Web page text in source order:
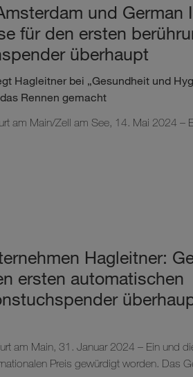
und German
für den ersten
überhaupt
Hagleitner bei „Gesundheit und
Rennen gemacht
am Main/Zell am See, 14. Mai 2024 –
Hagleitner:
ersten automatischen
am Main, 31. Januar 2024 – Ein und
Preis gewürdigt worden. Das